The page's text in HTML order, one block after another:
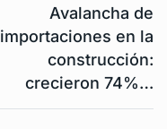
Avalancha de
importaciones en la
construcción:
crecieron 74%…